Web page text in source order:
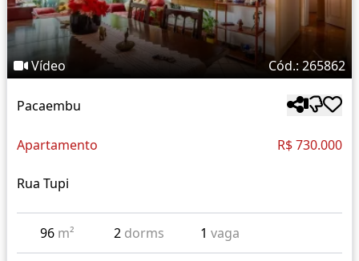
Vídeo Cód.: 265862
Pacaembu
Apartamento R$ 730.000
Rua Tupi
96 m² 2 dorms 1vaga